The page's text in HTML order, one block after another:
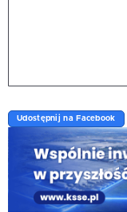
Udostępnij na Facebook